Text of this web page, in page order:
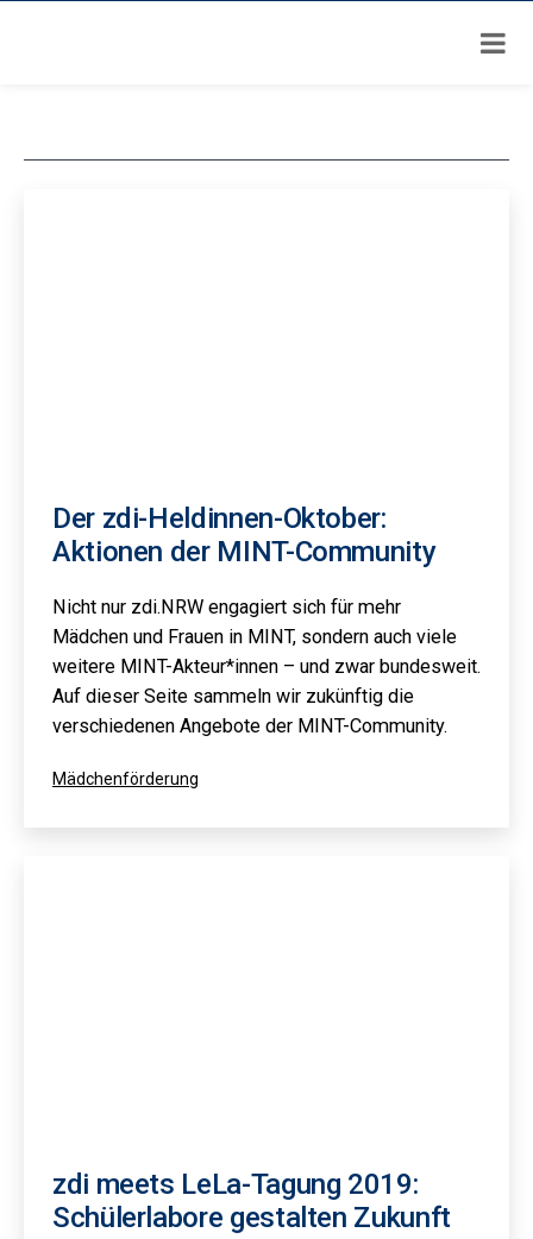
Nicolas Barkhoff
Der zdi-Heldinnen-Oktober:
Aktionen der MINT-Community
Nicht nur zdi.NRW engagiert sich für mehr
Mädchen und Frauen in MINT, sondern auch viele
weitere MINT-Akteur*innen – und zwar bundesweit.
Auf dieser Seite sammeln wir zukünftig die
verschiedenen Angebote der MINT-Community.
Kategorisiert
Mädchenförderung
zdi meets LeLa-Tagung 2019:
Schülerlabore gestalten Zukunft